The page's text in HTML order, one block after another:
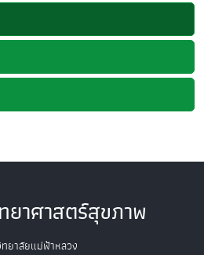
ยาศาสตร์สุขภาพ
ยาลัยแม่ฟ้าหลวง